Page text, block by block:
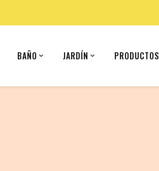
BAÑO JARDÍN PRODUCTOS